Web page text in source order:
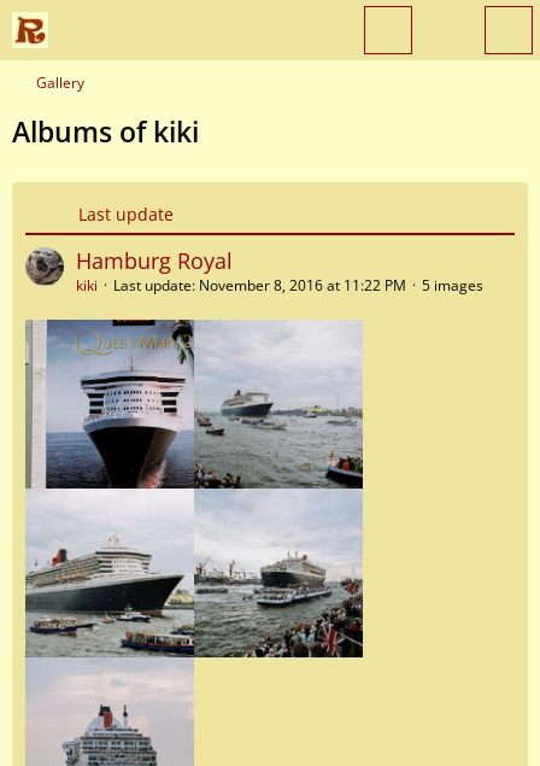
Gallery
Albums of kiki
Last update
Hamburg Royal
kiki Last update: November 8, 2016 at 11:22 PM 5 images